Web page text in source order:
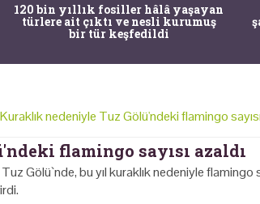
120 bin yıllık fosiller hâlâ yaşayan
türlere ait çıktı ve nesli kurumuş
bir tür keşfedildi
Kuraklık nedeniyle Tuz Gölü'ndeki flamingo
flamingo sayısı azaldı
Gölü`nde, bu yıl kuraklık nedeniyle flamingo